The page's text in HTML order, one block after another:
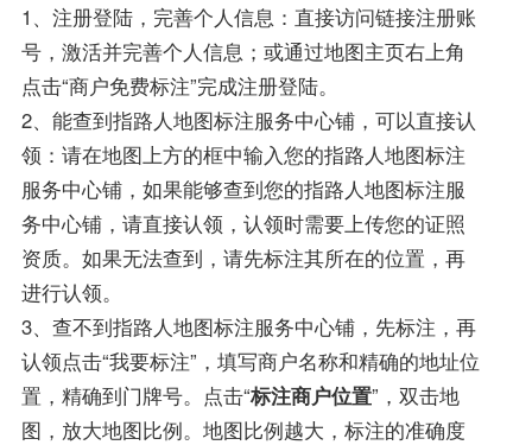
1、注册登陆，完善个人信息：直接访问链接注册账
号，激活并完善个人信息；或通过地图主页右上角
点击“商户免费标注”完成注册登陆。
2、能查到指路人地图标注服务中心铺，可以直接认
领：请在地图上方的框中输入您的指路人地图标注
服务中心铺，如果能够查到您的指路人地图标注服
务中心铺，请直接认领，认领时需要上传您的证照
资质。如果无法查到，请先标注其所在的位置，再
进行认领。
3、查不到指路人地图标注服务中心铺，先标注，再
认领点击“我要标注”，填写商户名称和精确的地址位
置，精确到门牌号。点击“标注商户位置”，双击地
图，放大地图比例。地图比例越大，标注的准确度